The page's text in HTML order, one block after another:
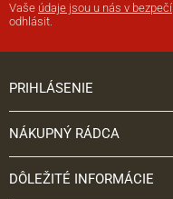
Vaše údaje jsou u nás v bezpečí
odhlásit.
PRIHLÁSENIE
NÁKUPNÝ RÁDCA
DÔLEŽITÉ INFORMÁCIE